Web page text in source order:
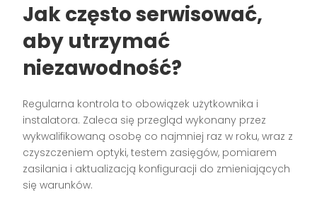
Jak często serwisować,
aby utrzymać
niezawodność?
Regularna kontrola to obowiązek użytkownika i
instalatora. Zaleca się przegląd wykonany przez
wykwalifikowaną osobę co najmniej raz w roku, wraz z
czyszczeniem optyki, testem zasięgów, pomiarem
zasilania i aktualizacją konfiguracji do zmieniających
się warunków.